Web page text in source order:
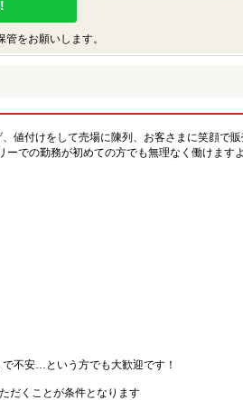
をお願いします。
値付けをして売場に陳列、お客さまに笑顔で販
での勤務が初めての方でも無理なく働けます
不安…という方でも大歓迎です！
だくことが条件となります